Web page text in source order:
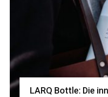
LARQ Bottle: Die